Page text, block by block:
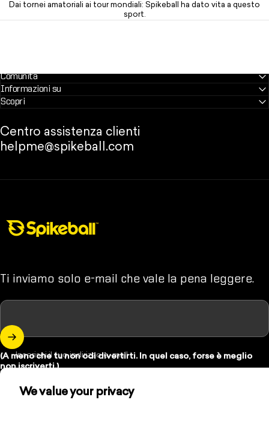
We value your privacy
Dai tornei amatoriali ai tour mondiali: Spikeball ha dato vita a questo
sport.
Comunità
Informazioni su
Scopri
Centro assistenza clienti
helpme@spikeball.com
Ti inviamo solo e-mail che vale la pena leggere.
Inserisci il tuo indirizzo e-mail
(A meno che tu non odi divertirti. In quel caso, forse è meglio
non iscriverti.)